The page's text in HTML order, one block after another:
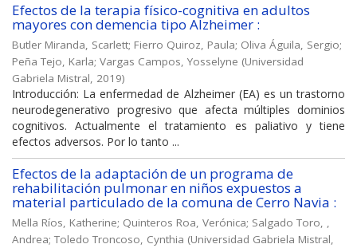
Efectos de la terapia físico-cognitiva en adultos
mayores con demencia tipo Alzheimer :
Butler Miranda, Scarlett; Fierro Quiroz, Paula; Oliva Águila, Sergio;
Peña Tejo, Karla; Vargas Campos, Yosselyne (Universidad
Gabriela Mistral, 2019)
Introducción: La enfermedad de Alzheimer (EA) es un trastorno
neurodegenerativo progresivo que afecta múltiples dominios
cognitivos. Actualmente el tratamiento es paliativo y tiene
efectos adversos. Por lo tanto ...
Efectos de la adaptación de un programa de
rehabilitación pulmonar en niños expuestos a
material particulado de la comuna de Cerro Navia :
Mella Ríos, Katherine; Quinteros Roa, Verónica; Salgado Toro, ,
Andrea; Toledo Troncoso, Cynthia (Universidad Gabriela Mistral,